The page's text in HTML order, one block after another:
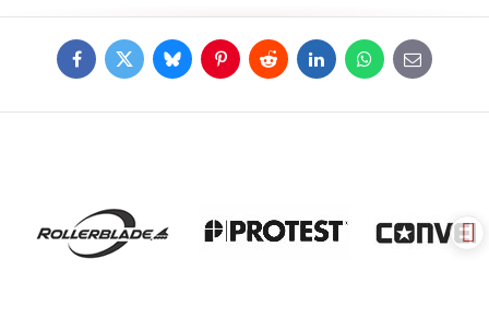
FacebookTwitterBlueskyPinterestReddit LinkedInWhatsApp
E-
mail